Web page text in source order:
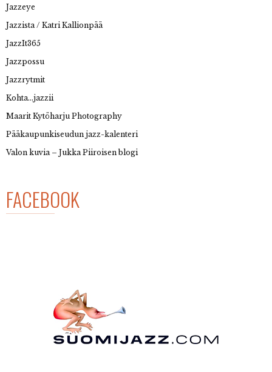
Jazzeye
Jazzista / Katri Kallionpää
JazzIt365
Jazzpossu
Jazzrytmit
Kohta…jazzii
Maarit Kytöharju Photography
Pääkaupunkiseudun jazz-kalenteri
Valon kuvia – Jukka Piiroisen blogi
FACEBOOK